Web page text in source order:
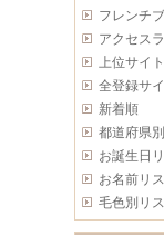
フレンチ
アクセス
上位サイ
全登録サ
新着順
都道府県別
お誕生日
お名前リ
毛色別リ